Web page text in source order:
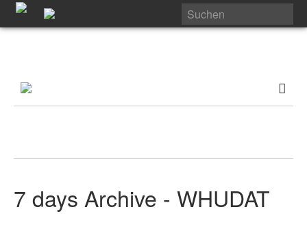
7 days Archive - WHUDAT